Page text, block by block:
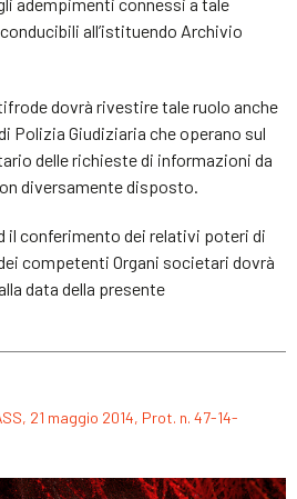
all’istituendo Archivio
dovrà rivestire tale ruolo anche
Polizia Giudiziaria che operano sul
delle richieste di informazioni da
diversamente disposto.
il conferimento dei relativi poteri di
competenti Organi societari dovrà
data della presente
21 maggio 2014, Prot. n. 47-14-